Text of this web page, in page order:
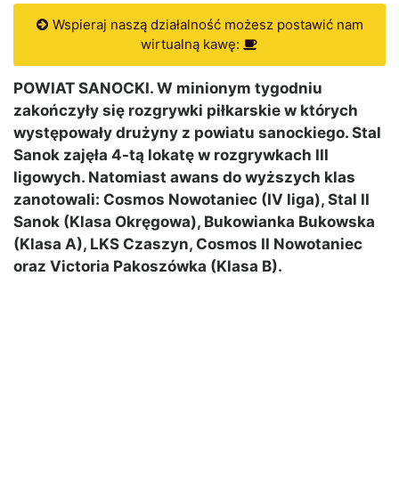
Wspieraj naszą działalność możesz postawić nam
wirtualną kawę:
POWIAT SANOCKI. W minionym tygodniu
zakończyły się rozgrywki piłkarskie w których
występowały drużyny z powiatu sanockiego. Stal
Sanok zajęła 4-tą lokatę w rozgrywkach III
ligowych. Natomiast awans do wyższych klas
zanotowali: Cosmos Nowotaniec (IV liga), Stal II
Sanok (Klasa Okręgowa), Bukowianka Bukowska
(Klasa A), LKS Czaszyn, Cosmos II Nowotaniec
oraz Victoria Pakoszówka (Klasa B).